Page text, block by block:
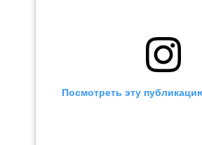
Посмотреть эту